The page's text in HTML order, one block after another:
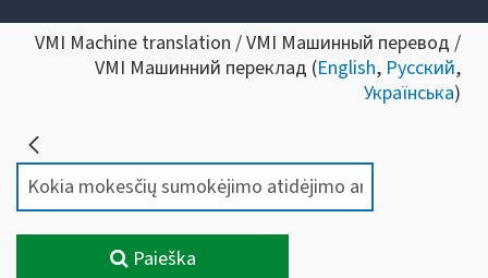
VMI Machine translation / VMI Машинный перевод /
VMI Машинний переклад (English, Русский,
Українська)
Paieška